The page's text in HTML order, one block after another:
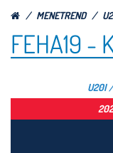
MENETREND
FEHA19 -
U20I /